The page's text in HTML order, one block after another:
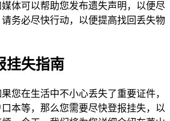
体可以帮助您发布遗失声明，以便尽
务必尽快行动，以便提高找回丢失物
挂失指南
您在生活中不小心丢失了重要证件，
本等，那么您需要尽快登报挂失，以